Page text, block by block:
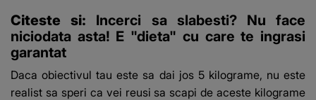
Citeste si: Incerci sa slabesti? Nu face
niciodata asta! E "dieta" cu care te ingrasi
garantat
Daca obiectivul tau este sa dai jos 5 kilograme, nu este
realist sa speri ca vei reusi sa scapi de aceste kilograme